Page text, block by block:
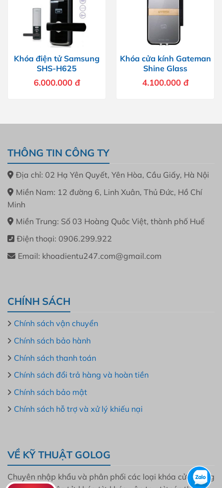
Khóa điện tử Samsung
SHS-H625
6.000.000 đ
Khóa cửa kính Gateman
Shine Glass
4.100.000 đ
THÔNG TIN CÔNG TY
Địa chỉ: 02 Hạ Yên Quyết, Yên Hòa, Cầu Giấy, Hà Nội
Miền Nam: 12 đường 6, Linh Xuân, Thủ Đức, Hồ Chí
Minh
Miền Trung: Số 03 Hoàng Quôc Việt, thành phố Huế
Điện thoại: 0906.299.922
Email: khoadientu247.com@gmail.com
CHÍNH SÁCH
Chính sách vận chuyển
Chính sách bảo hành
Chính sách thanh toán
Chính sách đổi trả hàng và hoàn tiền
Chính sách bảo mật
Chính sách hỗ trợ và xử lý khiếu nại
VỀ KỸ THUẬT GOLOG
Chuyên nhập khẩu và phân phối các loại khóa cửa thông